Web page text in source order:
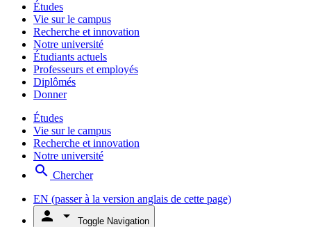
Études
Vie sur le campus
Recherche et innovation
Notre université
Étudiants actuels
Professeurs et employés
Diplômés
Donner
Études
Vie sur le campus
Recherche et innovation
Notre université
search Chercher
EN (passer à la version anglais de cette page)
person arrow_drop_down Toggle Navigation